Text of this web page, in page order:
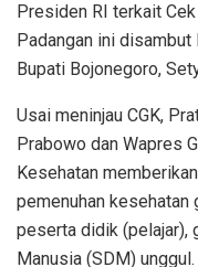
Presiden RI terkait
Padangan ini
Bupati Bojonegoro,
Usai meninjau CGK,
Prabowo dan Wapres
Kesehatan
pemenuhan kesehatan
peserta didik (pelajar),
Manusia (SDM) unggul.